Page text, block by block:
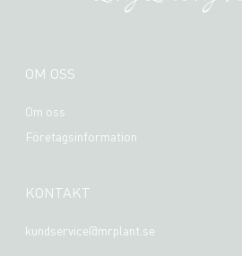
OM OSS
Om oss
Företagsinformation
KONTAKT
kundservice@mrplant.se